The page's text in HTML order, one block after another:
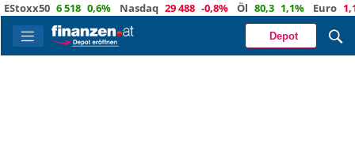
6 518 0,6% Nasdaq 29 488 -0,8% Öl 80,3 1,1% Euro 1,1543
Depot